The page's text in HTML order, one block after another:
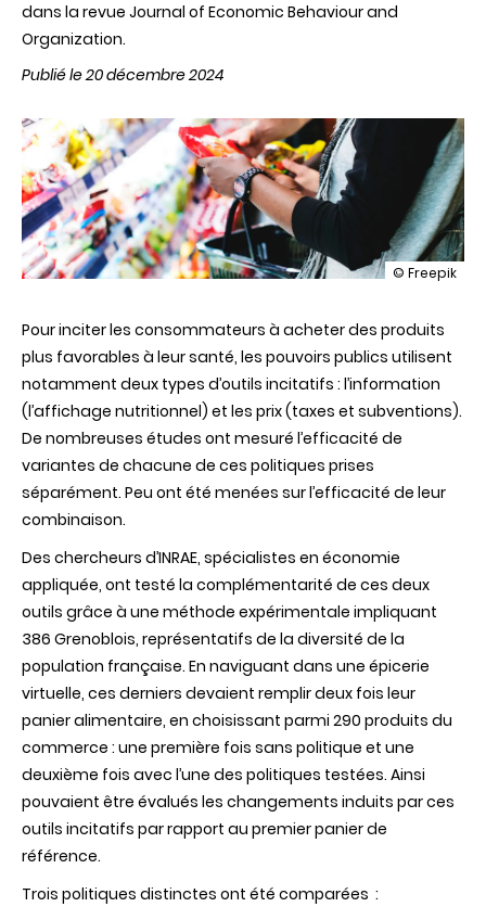
dans la revue Journal of Economic Behaviour and
Organization.
Publié le 20 décembre 2024
illustration
sains
quel
rôle
des
politiques
de
de
© Freepik
Pour inciter les consommateurs à acheter des produits
plus favorables à leur santé, les pouvoirs publics utilisent
notamment deux types d’outils incitatifs : l’information
(l’affichage nutritionnel) et les prix (taxes et subventions).
De nombreuses études ont mesuré l’efficacité de
variantes de chacune de ces politiques prises
séparément. Peu ont été menées sur l’efficacité de leur
combinaison.
Des chercheurs d’INRAE, spécialistes en économie
appliquée, ont testé la complémentarité de ces deux
outils grâce à une méthode expérimentale impliquant
386 Grenoblois, représentatifs de la diversité de la
population française. En naviguant dans une épicerie
virtuelle, ces derniers devaient remplir deux fois leur
panier alimentaire, en choisissant parmi 290 produits du
commerce : une première fois sans politique et une
deuxième fois avec l’une des politiques testées. Ainsi
pouvaient être évalués les changements induits par ces
outils incitatifs par rapport au premier panier de
référence.
Trois politiques distinctes ont été comparées :